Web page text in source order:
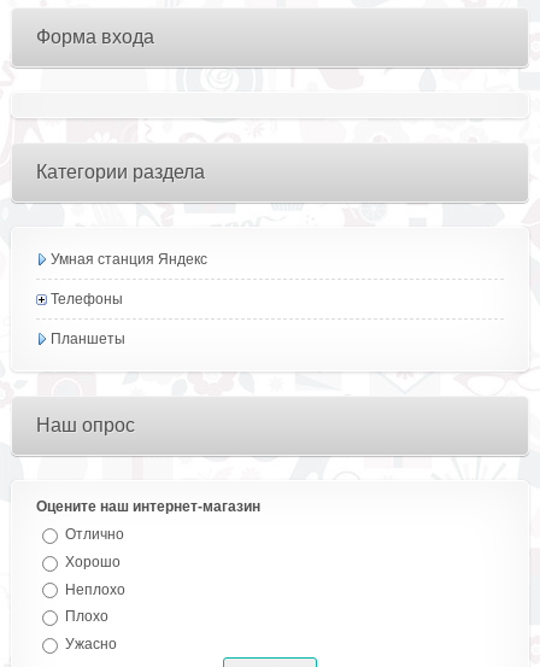
Форма входа
Категории раздела
Умная станция Яндекс
Телефоны
Планшеты
Наш опрос
Оцените наш интернет-магазин
Отлично
Хорошо
Неплохо
Плохо
Ужасно